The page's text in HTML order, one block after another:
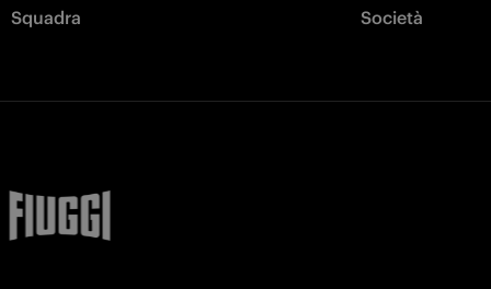
Squadra Società